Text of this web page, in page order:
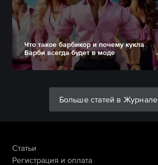
Что такое барбикор и почему кукла
Барби всегда будет в моде
Больше статей в Журнале
Статьи
Регистрация и оплата